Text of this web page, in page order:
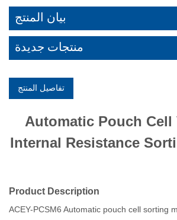
بيان المنتج
منتجات جديدة
تفاصيل المنتج
Automatic Pouch Cell
Internal Resistance
Product Description
ACEY-PCSM6 Automatic pouch cell sorting